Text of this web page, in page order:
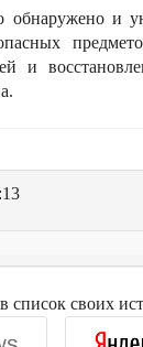
обнаружено и
и
список своих